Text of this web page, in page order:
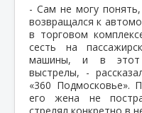
- Сам не могу
возвращался к
в торговом
сесть на
машины, и в этот
выстрелы, -
«360 Подмосковье».
его жена не
стрелял конкретно в